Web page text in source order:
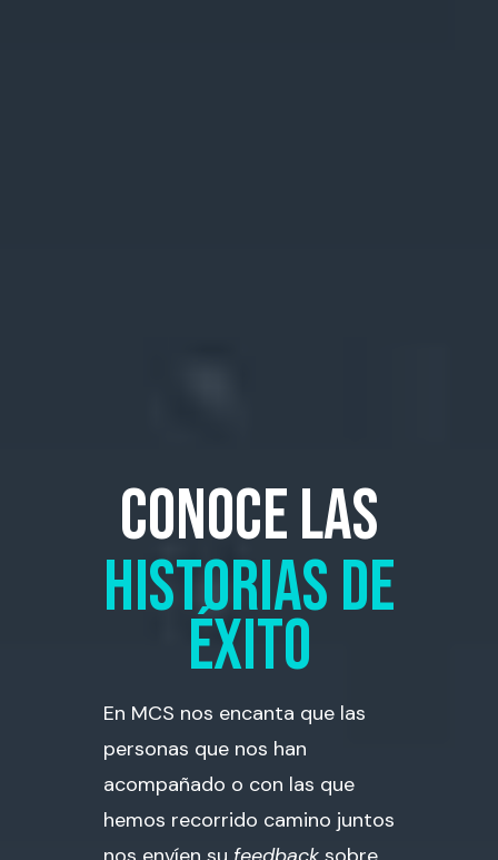
conoce las
historias de
éxito
En MCS nos encanta que las
personas que nos han
acompañado o con las que
hemos recorrido camino juntos